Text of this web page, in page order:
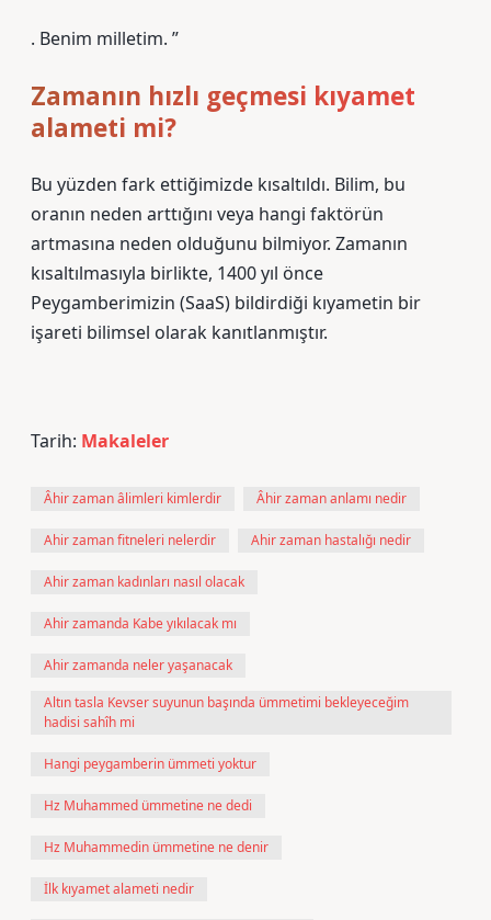
. Benim milletim. ”
Zamanın hızlı geçmesi kıyamet
alameti mi?
Bu yüzden fark ettiğimizde kısaltıldı. Bilim, bu
oranın neden arttığını veya hangi faktörün
artmasına neden olduğunu bilmiyor. Zamanın
kısaltılmasıyla birlikte, 1400 yıl önce
Peygamberimizin (SaaS) bildirdiği kıyametin bir
işareti bilimsel olarak kanıtlanmıştır.
Tarih: Makaleler
Âhir zaman âlimleri kimlerdir Âhir zaman anlamı nedir
Ahir zaman fitneleri nelerdir Ahir zaman hastalığı nedir
Ahir zaman kadınları nasıl olacak
Ahir zamanda Kabe yıkılacak mı
Ahir zamanda neler yaşanacak
Altın tasla Kevser suyunun başında ümmetimi bekleyeceğim
hadisi sahîh mi
Hangi peygamberin ümmeti yoktur
Hz Muhammed ümmetine ne dedi
Hz Muhammedin ümmetine ne denir
İlk kıyamet alameti nedir